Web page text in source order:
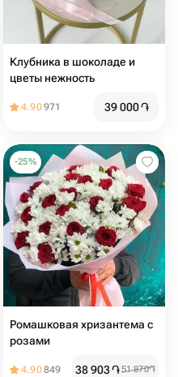
Клубника в шоколаде и
цветы нежность
4.90971 39 000֏
-25%
Ромашковая хризантема с
розами
4.90849 38 903֏51 870֏